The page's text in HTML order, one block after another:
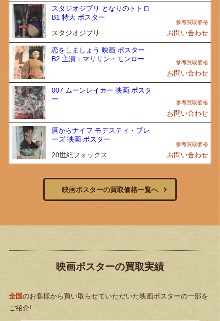
スタジオジブリ となりのトトロ
B1 特大 ポスター
スタジオジブリ お問い合わせ
恋をしましょう 映画 ポスター
B2 主演：マリリン・モンロー
お問い合わせ
007 ムーンレイカー 映画 ポスタ
ー
お問い合わせ
唇からナイフ モデスティ・ブレ
ーズ 映画 ポスター
20世紀フォックス お問い合わせ
映画ポスターの買取価格一覧へ
映画ポスターの買取実績
全国のお客様から買い取らせていただいた映画ポスターの一部を
ご紹介!